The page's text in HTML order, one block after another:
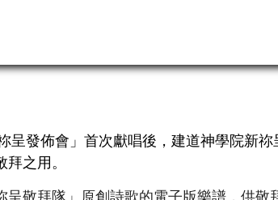
呈發佈會」首次獻唱後，建道神學院新
之用。
敬拜隊」原創詩歌的電子版樂譜，供